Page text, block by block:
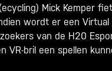
Mick Kemper
wordt er een Virtual
van de H20
VR-bril een spellen